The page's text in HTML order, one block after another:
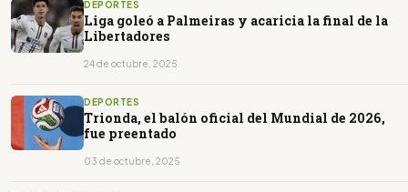
DEPORTES
Liga goleó a Palmeiras y acaricia la final de la
Libertadores
24 de octubre, 2025
DEPORTES
Trionda, el balón oficial del Mundial de 2026,
fue preentado
03 de octubre, 2025